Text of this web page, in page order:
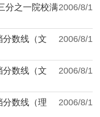
2006/8/1
分之一院校满
2006/8/1
分数线（文
2006/8/1
分数线（文
2006/8/1
分数线（理